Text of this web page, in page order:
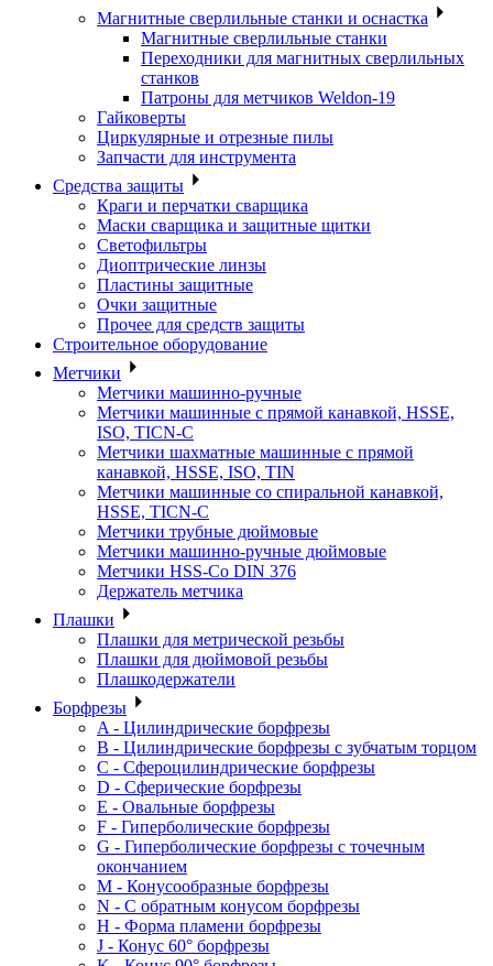
Магнитные сверлильные станки и оснастка
Магнитные сверлильные станки
Переходники для магнитных сверлильных
станков
Патроны для метчиков Weldon-19
Гайковерты
Циркулярные и отрезные пилы
Запчасти для инструмента
Средства защиты
Краги и перчатки сварщика
Маски сварщика и защитные щитки
Светофильтры
Диоптрические линзы
Пластины защитные
Очки защитные
Прочее для средств защиты
Строительное оборудование
Метчики
Метчики машинно-ручные
Метчики машинные с прямой канавкой, HSSE,
ISO, TICN-C
Метчики шахматные машинные с прямой
канавкой, HSSE, ISO, TIN
Метчики машинные со спиральной канавкой,
HSSE, TICN-C
Метчики трубные дюймовые
Метчики машинно-ручные дюймовые
Метчики HSS-Co DIN 376
Держатель метчика
Плашки
Плашки для метрической резьбы
Плашки для дюймовой резьбы
Плашкодержатели
Борфрезы
A - Цилиндрические борфрезы
B - Цилиндрические борфрезы с зубчатым торцом
C - Сфероцилиндрические борфрезы
D - Сферические борфрезы
E - Овальные борфрезы
F - Гиперболические борфрезы
G - Гиперболические борфрезы с точечным
окончанием
M - Конусообразные борфрезы
N - С обратным конусом борфрезы
H - Форма пламени борфрезы
J - Конус 60° борфрезы